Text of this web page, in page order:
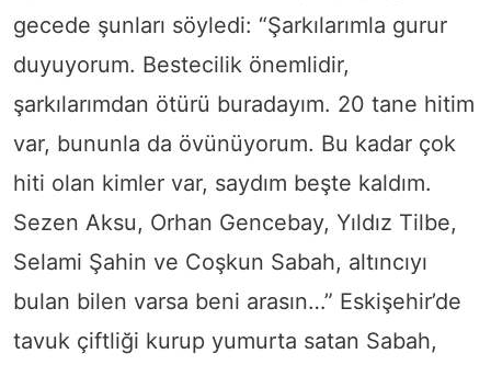
gecede şunları söyledi: “Şarkılarımla gurur
duyuyorum. Bestecilik önemlidir,
şarkılarımdan ötürü buradayım. 20 tane hitim
var, bununla da övünüyorum. Bu kadar çok
hiti olan kimler var, saydım beşte kaldım.
Sezen Aksu, Orhan Gencebay, Yıldız Tilbe,
Selami Şahin ve Coşkun Sabah, altıncıyı
bulan bilen varsa beni arasın…” Eskişehir’de
tavuk çiftliği kurup yumurta satan Sabah,